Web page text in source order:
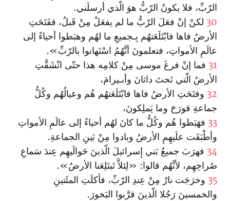
الرّبِّ، فلا يكونُ الرّبُّ هوَ الّذي أرسلَني.
30 لكنْ إنْ فعَلَ الرّبُّ ما لم يفعَلْ مِنْ قَبلُ، ففَتَحَتِ
الأرضُ فاها فا‏بْتَلَعَتهُم بِـجميعِ ما لهُم وهبَطوا أحياءً إلى
عالَمِ الأمواتِ، فتعلمونَ أنَّهُمُ ا‏سْتَهانوا بالرّبِّ».
31 فما إنْ فرغَ موسى مِنْ كلامِه هذا حتّى ا‏نْشَقَّتِ
الأرضُ الّتي تَحتَ داثانَ وأبـيرامَ،
32 وفتَحَتِ الأرضُ فاها فا‏بْتَلَعَتهُم هُم وعيالُهُم وكُلُّ
جماعةِ قورَحَ وما يَملِكونَ،
33 فهَبَطوا هُم وكُلُّ ما كانَ لهُم أحياءً إلى عالَمِ الأمواتِ
وأطْبَقَت علَيهِمِ الأرضُ وبادوا مِنْ بَينِ الجماعةِ.
34 فهرَبَ جميعُ بَني إِسرائيلَ الّذينَ حَوالَيهِم عِندَ سَماعِ
صُراخِهِم، لأنَّهُم قالوا: «لِئلاَّ تَبتَلِعَنا الأرضُ».
35 وخرَجَت نارٌ مِنْ عِندِ الرّبِّ، فأكلَتِ المئَتينِ
والخمسينَ رَجُلا الّذينَ قرَّبوا البَخورَ.